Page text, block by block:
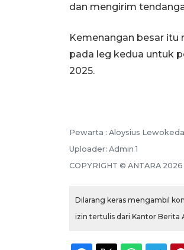
dan mengirim
Kemenangan besar
pada leg kedua untuk
2025.
Pewarta : Aloysius Lewokeda
Uploader: Admin 1
COPYRIGHT © ANTARA 2026
Dilarang keras mengambil
izin tertulis dari Kantor Berita